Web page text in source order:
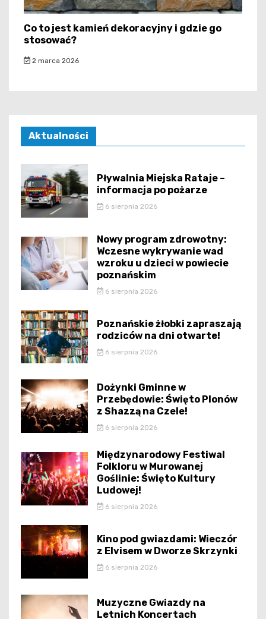
Co to jest kamień dekoracyjny i gdzie go
stosować?
2 marca 2026
Aktualności
Pływalnia Miejska Rataje –
informacja po pożarze
6 sierpnia 2026
Nowy program zdrowotny:
Wczesne wykrywanie wad
wzroku u dzieci w powiecie
poznańskim
6 sierpnia 2026
Poznańskie żłobki zapraszają
rodziców na dni otwarte!
6 sierpnia 2026
Dożynki Gminne w
Przebędowie: Święto Plonów
z Shazzą na Czele!
6 sierpnia 2026
Międzynarodowy Festiwal
Folkloru w Murowanej
Goślinie: Święto Kultury
Ludowej!
6 sierpnia 2026
Kino pod gwiazdami: Wieczór
z Elvisem w Dworze Skrzynki
6 sierpnia 2026
Muzyczne Gwiazdy na
Letnich Koncertach